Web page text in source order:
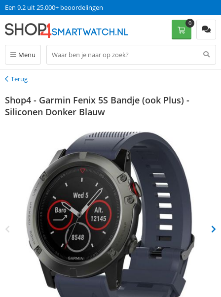
Een 9.2 uit 25.000+ beoordelingen
Menu
0
Terug
Terug
Shop4 - Garmin Fenix 5S Bandje (ook Plus) -
Siliconen Donker Blauw